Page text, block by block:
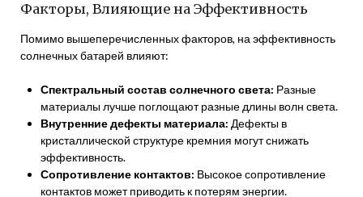
Факторы, Влияющие на Эффективность
Помимо вышеперечисленных факторов, на эффективность
солнечных батарей влияют:
Спектральный состав солнечного света: Разные
материалы лучше поглощают разные длины волн света.
Внутренние дефекты материала: Дефекты в
кристаллической структуре кремния могут снижать
эффективность.
Сопротивление контактов: Высокое сопротивление
контактов может приводить к потерям энергии.